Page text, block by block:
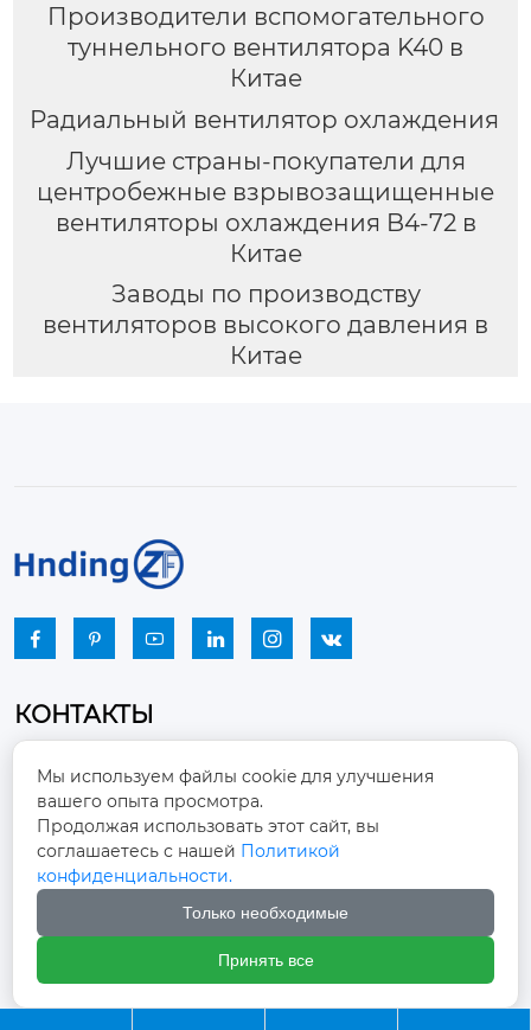
Производители вспомогательного
туннельного вентилятора K40 в
Китае
Радиальный вентилятор охлаждения
Лучшие страны-покупатели для
центробежные взрывозащищенные
вентиляторы охлаждения B4-72 в
Китае
Заводы по производству
вентиляторов высокого давления в
Китае
     
КОНТАКТЫ

Промышленный парк, город Наньцзяо,
район Чжоуцунь, город Цзыбо, провинция
Шаньдун
winston-xu@hengdingfan.com
+86-13806434669
 +86 13806434669
Мы используем файлы cookie для улучшения
вашего опыта просмотра.
Продолжая использовать этот сайт, вы
соглашаетесь с нашей Политикой
конфиденциальности.
Только необходимые
Принять все